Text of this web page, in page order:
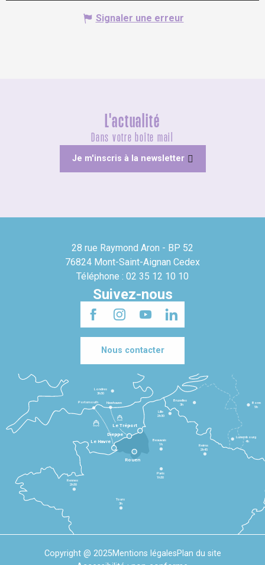
Signaler une erreur
L'actualité
Dans votre boîte mail
Je m'inscris à la newsletter
28 rue Raymond Aron - BP 52
76824 Mont-Saint-Aignan Cedex
Téléphone : 02 35 12 10 10
Suivez-nous
Nous contacter
Le Havre
Dieppe
Le Tréport
Rennes
2h30
Tours
3h
Paris
1h30
Beauvais
1h
Reims
2h45
Lille
2h30
Bruxelles
3h
Londres
3h30
Newhaven
Portsmouth
Bonn
5h
Luxembourg
4h
Rouen
Copyright @ 2025Mentions légalesPlan du site